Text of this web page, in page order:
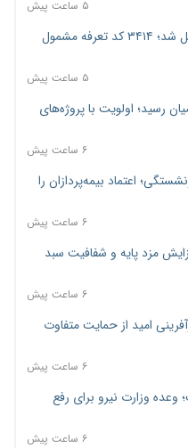
۵ ساعت پیش
مسیر تأمین مواد اولیه صنایع تسهیل شد؛ ۳۴۱۴ کد تعرفه مشمول
۵ ساعت پیش
رسید؛ اولویت با پروژه‌های
۶ ساعت پیش
اعتماد بیمه‌پردازان را
۶ ساعت پیش
مزد پایه و شفافیت سبد
۶ ساعت پیش
امید از حمایت متفاوت
۶ ساعت پیش
یافت؛ وعده وزارت نیرو برای رفع
۶ ساعت پیش